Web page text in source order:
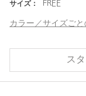
サイズ： FREE
カラー／サイズご
ス